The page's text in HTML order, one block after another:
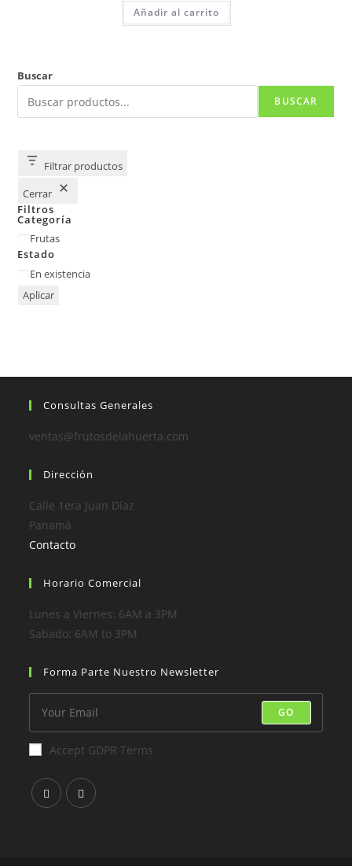
Añadir al carrito
Buscar
BUSCAR
Filtrar productos
Cerrar
Filtros
Categoría
Frutas
Estado
En existencia
Aplicar
Consultas Generales
ventas@frutosdelahuerta.com
Dirección
Calle 1era Juan Díaz
Panamá
Contacto
Horario Comercial
Lunes a Viernes: 6AM a 3PM
Sabado: 6AM to 3PM
Forma Parte Nuestro Newsletter
GO
Accept GDPR Terms